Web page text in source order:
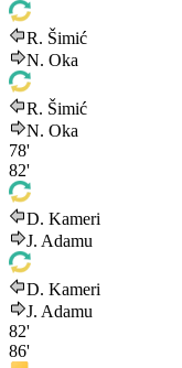
R. Šimić
N. Oka
R. Šimić
N. Oka
78'
82'
D. Kameri
J. Adamu
D. Kameri
J. Adamu
82'
86'